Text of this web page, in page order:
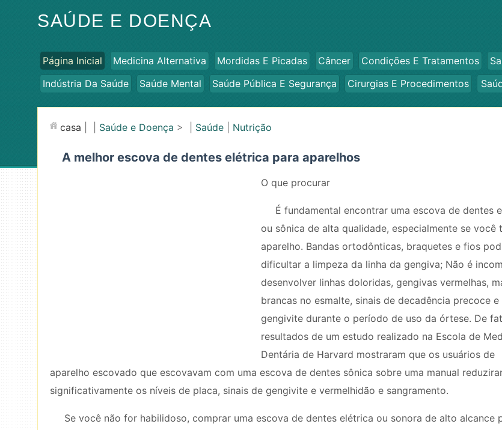
SAÚDE E DOENÇA
Página Inicial Medicina Alternativa Mordidas E Picadas Câncer Condições E Tratamentos
Indústria Da Saúde
Saúde Mental Saúde Pública E Segurança Cirurgias E Procedimentos
casa Saúde e Doença > | Saúde Nutrição
A melhor escova de dentes elétrica para aparelhos
O que procurar
É fundamental encontrar uma escova de dentes
ou sônica de alta qualidade, especialmente se você
aparelho. Bandas ortodônticas, braquetes e fios
dificultar a limpeza da linha da gengiva; Não é
desenvolver linhas doloridas, gengivas vermelhas,
brancas no esmalte, sinais de decadência precoce e
gengivite durante o período de uso da órtese. De
resultados de um estudo realizado na Escola de
Dentária de Harvard mostraram que os usuários de
aparelho escovado que escovavam com uma escova de dentes sônica sobre uma manual
significativamente os níveis de placa, sinais de gengivite e vermelhidão e sangramento.
Se você não for habilidoso, comprar uma escova de dentes elétrica ou sonora de alto alcance